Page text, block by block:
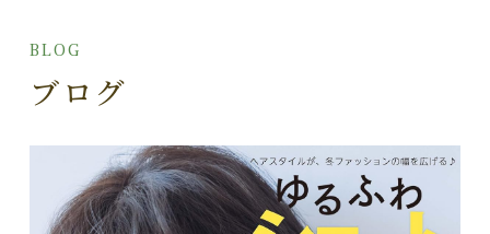
BLOG
ブログ